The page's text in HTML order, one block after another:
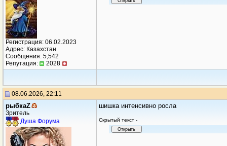
Регистрация: 06.02.2023
Адрес: Казахстан
Сообщения: 5,542
Репутация:
2028
08.06.2026, 22:11
рыбкаZ
Зритель
Душа Форума
шишка интенсивно росла
Cкрытый текст -